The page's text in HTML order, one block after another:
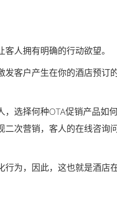
拥有明确的行动欲望。
户产生在你的酒店预订
择何种OTA促销产品如
次营销，客人的在线咨询
，因此，这也就是酒店在